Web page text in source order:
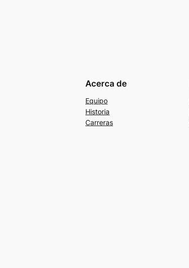
Acerca de
Equipo
Historia
Carreras